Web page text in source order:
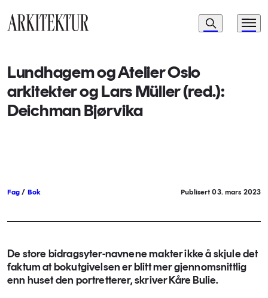
Navigasjon
Søk Meny
Lundhagem og Atelier Oslo
arkitekter og Lars Müller (red.):
Deichman Bjørvika
Fag / Bok Publisert 03. mars 2023
De store bidragsyter-navnene makter ikke å skjule det
faktum at bokutgivelsen er blitt mer gjennomsnittlig
enn huset den portretterer, skriver Kåre Bulie.